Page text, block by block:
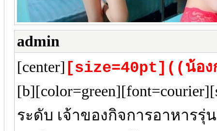
admin
[center] [size=40pt]((น้อ
ระดับ เจ้าของกิจการอาหาร